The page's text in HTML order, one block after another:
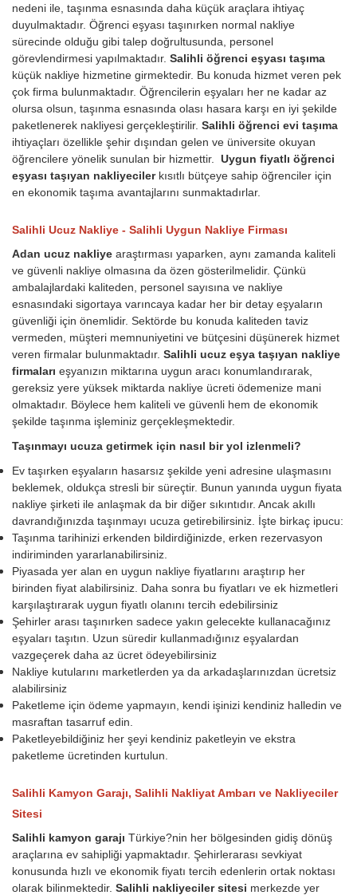
nedeni ile, taşınma esnasında daha küçük araçlara ihtiyaç
duyulmaktadır. Öğrenci eşyası taşınırken normal nakliye
sürecinde olduğu gibi talep doğrultusunda, personel
görevlendirmesi yapılmaktadır. Salihli öğrenci eşyası taşıma
küçük nakliye hizmetine girmektedir. Bu konuda hizmet veren pek
çok firma bulunmaktadır. Öğrencilerin eşyaları her ne kadar az
olursa olsun, taşınma esnasında olası hasara karşı en iyi şekilde
paketlenerek nakliyesi gerçekleştirilir. Salihli öğrenci evi taşıma
ihtiyaçları özellikle şehir dışından gelen ve üniversite okuyan
öğrencilere yönelik sunulan bir hizmettir. Uygun fiyatlı öğrenci
eşyası taşıyan nakliyeciler kısıtlı bütçeye sahip öğrenciler için
en ekonomik taşıma avantajlarını sunmaktadırlar.
Salihli Ucuz Nakliye - Salihli Uygun Nakliye Firması
Adan ucuz nakliye araştırması yaparken, aynı zamanda kaliteli
ve güvenli nakliye olmasına da özen gösterilmelidir. Çünkü
ambalajlardaki kaliteden, personel sayısına ve nakliye
esnasındaki sigortaya varıncaya kadar her bir detay eşyaların
güvenliği için önemlidir. Sektörde bu konuda kaliteden taviz
vermeden, müşteri memnuniyetini ve bütçesini düşünerek hizmet
veren firmalar bulunmaktadır. Salihli ucuz eşya taşıyan nakliye
firmaları eşyanızın miktarına uygun aracı konumlandırarak,
gereksiz yere yüksek miktarda nakliye ücreti ödemenize mani
olmaktadır. Böylece hem kaliteli ve güvenli hem de ekonomik
şekilde taşınma işleminiz gerçekleşmektedir.
Taşınmayı ucuza getirmek için nasıl bir yol izlenmeli?
Ev taşırken eşyaların hasarsız şekilde yeni adresine ulaşmasını
beklemek, oldukça stresli bir süreçtir. Bunun yanında uygun fiyata
nakliye şirketi ile anlaşmak da bir diğer sıkıntıdır. Ancak akıllı
davrandığınızda taşınmayı ucuza getirebilirsiniz. İşte birkaç ipucu:
Taşınma tarihinizi erkenden bildirdiğinizde, erken rezervasyon
indiriminden yararlanabilirsiniz.
Piyasada yer alan en uygun nakliye fiyatlarını araştırıp her
birinden fiyat alabilirsiniz. Daha sonra bu fiyatları ve ek hizmetleri
karşılaştırarak uygun fiyatlı olanını tercih edebilirsiniz
Şehirler arası taşınırken sadece yakın gelecekte kullanacağınız
eşyaları taşıtın. Uzun süredir kullanmadığınız eşyalardan
vazgeçerek daha az ücret ödeyebilirsiniz
Nakliye kutularını marketlerden ya da arkadaşlarınızdan ücretsiz
alabilirsiniz
Paketleme için ödeme yapmayın, kendi işinizi kendiniz halledin ve
masraftan tasarruf edin.
Paketleyebildiğiniz her şeyi kendiniz paketleyin ve ekstra
paketleme ücretinden kurtulun.
Salihli Kamyon Garajı, Salihli Nakliyat Ambarı ve Nakliyeciler
Sitesi
Salihli kamyon garajı Türkiye?nin her bölgesinden gidiş dönüş
araçlarına ev sahipliği yapmaktadır. Şehirlerarası sevkiyat
konusunda hızlı ve ekonomik fiyatı tercih edenlerin ortak noktası
olarak bilinmektedir. Salihli nakliyeciler sitesi merkezde yer